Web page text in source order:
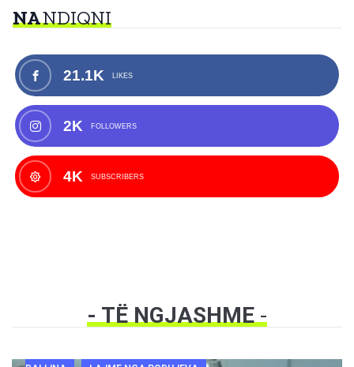
NANDIQNI
21.1K LIKES
2K FOLLOWERS
4K SUBSCRIBERS
- TË NGJASHME-